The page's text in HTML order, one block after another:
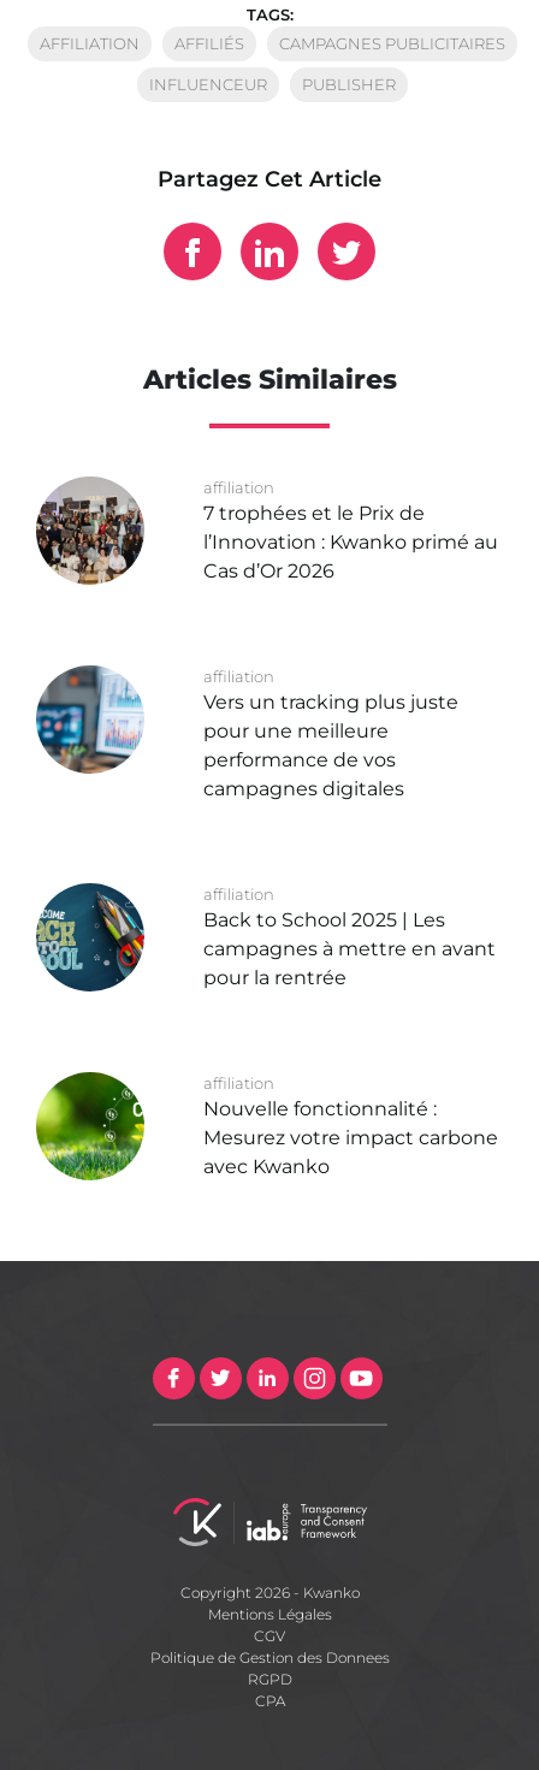
TAGS:
AFFILIATION
AFFILIÉS CAMPAGNES PUBLICITAIRES
INFLUENCEUR PUBLISHER
Partagez Cet Article
Articles Similaires
affiliation
7 trophées et le Prix de
l’Innovation : Kwanko primé au
Cas d’Or 2026
affiliation
Vers un tracking plus juste
pour une meilleure
performance de vos
campagnes digitales
affiliation
Back to School 2025 | Les
campagnes à mettre en avant
pour la rentrée
affiliation
Nouvelle fonctionnalité :
Mesurez votre impact carbone
avec Kwanko
Copyright 2026 - Kwanko
Mentions Légales
CGV
Politique de Gestion des Donnees
RGPD
CPA